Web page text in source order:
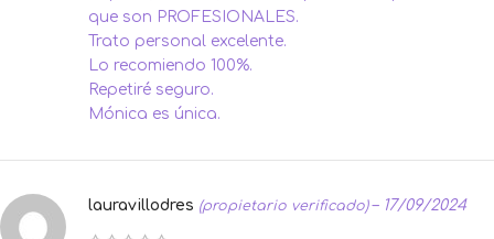
que son PROFESIONALES.
Trato personal excelente.
Lo recomiendo 100%.
Repetiré seguro.
Mónica es única.
lauravillodres (propietario verificado) – 17/09/2024